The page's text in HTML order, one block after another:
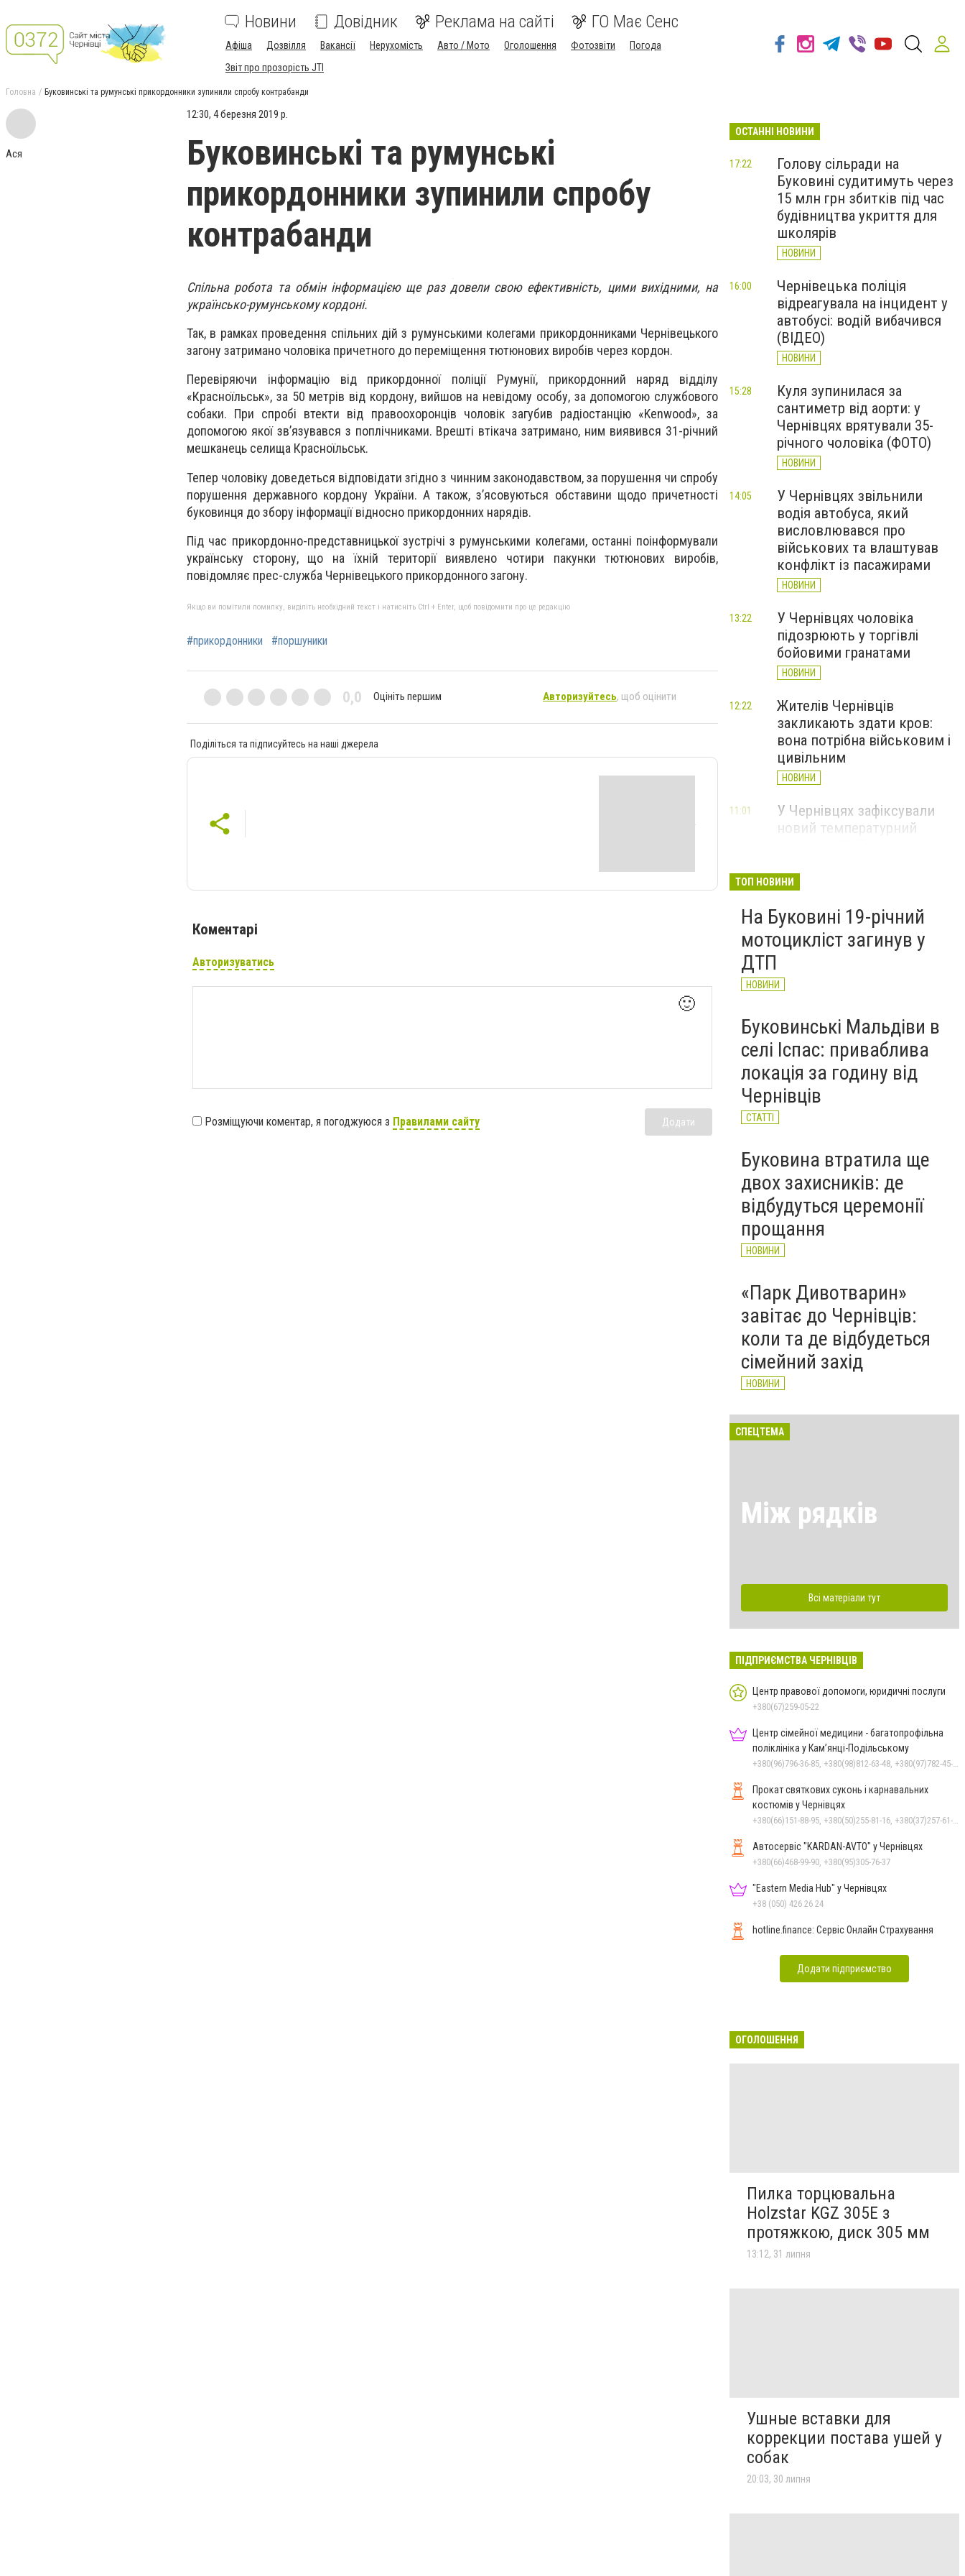
Новини Довідник Реклама на сайті ГО Має Сенс
Афіша Дозвілля Вакансії Нерухомість Авто / Мото Оголошення Фотозвіти
Погода
Звіт про прозорість JTI
Головна Буковинські та румунські прикордонники зупинили спробу контрабанди
Ася
12:30, 4 березня 2019 р.
Буковинські та румунські
прикордонники зупинили спробу
контрабанди
Спільна робота та обмін інформацією ще раз довели свою ефективність, цими вихідними, на
українсько-румунському кордоні.
Так, в рамках проведення спільних дій з румунськими колегами прикордонниками Чернівецького
загону затримано чоловіка причетного до переміщення тютюнових виробів через кордон.
Перевіряючи інформацію від прикордонної поліції Румунії, прикордонний наряд відділу
«Красноїльськ», за 50 метрів від кордону, вийшов на невідому особу, за допомогою службового
собаки. При спробі втекти від правоохоронців чоловік загубив радіостанцію «Kenwood», за
допомогою якої зв’язувався з поплічниками. Врешті втікача затримано, ним виявився 31-річний
мешканець селища Красноїльськ.
Тепер чоловіку доведеться відповідати згідно з чинним законодавством, за порушення чи спробу
порушення державного кордону України. А також, з’ясовуються обставини щодо причетності
буковинця до збору інформації відносно прикордонних нарядів.
Під час прикордонно-представницької зустрічі з румунськими колегами, останні поінформували
українську сторону, що на їхній території виявлено чотири пакунки тютюнових виробів,
повідомляє прес-служба Чернівецького прикордонного загону.
Якщо ви помітили помилку, виділіть необхідний текст і натисніть Ctrl + Enter, щоб повідомити про це редакцію
#прикордонники #поршуники
0,0 Оцініть першим Авторизуйтесь, щоб оцінити
Поділіться та підписуйтесь на наші джерела
Коментарі
Авторизуватись
🙂
Розміщуючи коментар, я погоджуюся з Правилами сайту Додати
ОСТАННІ НОВИНИ
Голову сільради на
Буковині судитимуть через
15 млн грн збитків під час
будівництва укриття для
школярів
НОВИНИ
17:22
Чернівецька поліція
відреагувала на інцидент у
автобусі: водій вибачився
(ВІДЕО)
НОВИНИ
16:00
Куля зупинилася за
сантиметр від аорти: у
Чернівцях врятували 35-
річного чоловіка (ФОТО)
НОВИНИ
15:28
У Чернівцях звільнили
водія автобуса, який
висловлювався про
військових та влаштував
конфлікт із пасажирами
НОВИНИ
14:05
У Чернівцях чоловіка
підозрюють у торгівлі
бойовими гранатами
НОВИНИ
13:22
Жителів Чернівців
закликають здати кров:
вона потрібна військовим і
цивільним
НОВИНИ
12:22
У Чернівцях зафіксували
новий температурний
11:01
області обмежили рух
великовагового транспорту
НОВИНИ
ТОП НОВИНИ
На Буковині 19-річний
мотоцикліст загинув у
ДТП
НОВИНИ
Буковинські Мальдіви в
селі Іспас: приваблива
локація за годину від
Чернівців
СТАТТІ
Буковина втратила ще
двох захисників: де
відбудуться церемонії
прощання
НОВИНИ
«Парк Дивотварин»
завітає до Чернівців:
коли та де відбудеться
сімейний захід
НОВИНИ
СПЕЦТЕМА
Між рядків
Всі матеріали тут
ПІДПРИЄМСТВА ЧЕРНІВЦІВ
Центр правової допомоги, юридичні послуги
+380(67)259-05-22
Центр сімейної медицини - багатопрофільна
поліклініка у Кам’янці-Подільському
Прокат святкових суконь і карнавальних
костюмів у Чернівцях
Автосервіс "KARDAN-AVTO" у Чернівцях
+380(66)468-99-90, +380(95)305-76-37
"Eastern Media Hub" у Чернівцях
+38 (050) 426 26 24
hotline.finance: Сервіс Онлайн Страхування
Додати підприємство
ОГОЛОШЕННЯ
Пилка торцювальна
Holzstar KGZ 305E з
протяжкою, диск 305 мм
13:12, 31 липня
Ушные вставки для
коррекции постава ушей у
собак
20:03, 30 липня